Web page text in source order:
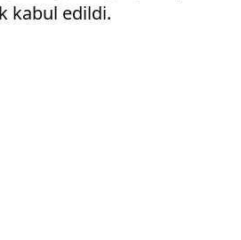
kabul edildi.